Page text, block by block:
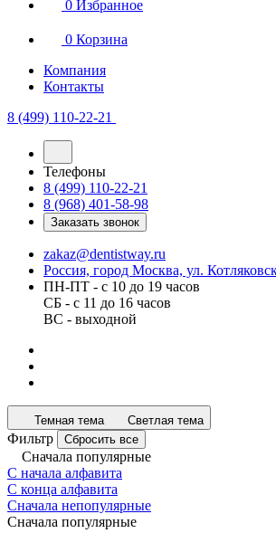
0 Избранное
0 Корзина
Компания
Контакты
8 (499) 110-22-21
Телефоны
8 (499) 110-22-21
8 (968) 401-58-98
Заказать звонок
zakaz@dentistway.ru
Россия, город Москва, ул.
ПН-ПТ - с 10 до 19 часов
СБ - с 11 до 16 часов
ВС - выходной
Темная тема Светлая тема
Фильтр Сбросить все
Сначала популярные
С начала алфавита
С конца алфавита
Сначала непопулярные
Сначала популярные